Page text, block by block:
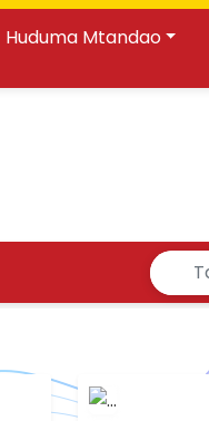
Huduma Mtandao